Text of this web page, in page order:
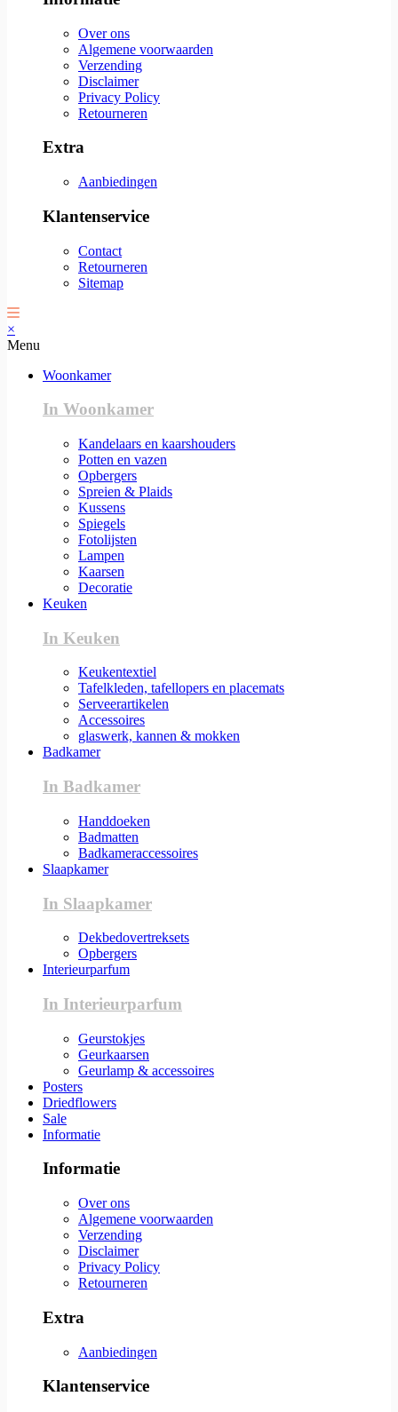
Over ons
Algemene voorwaarden
Verzending
Disclaimer
Privacy Policy
Retourneren
Extra
Aanbiedingen
Klantenservice
Contact
Retourneren
Sitemap
×
Menu
Woonkamer
In Woonkamer
Kandelaars en kaarshouders
Potten en vazen
Opbergers
Spreien & Plaids
Kussens
Spiegels
Fotolijsten
Lampen
Kaarsen
Decoratie
Keuken
In Keuken
Keukentextiel
Tafelkleden, tafellopers en placemats
Serveerartikelen
Accessoires
glaswerk, kannen & mokken
Badkamer
In Badkamer
Handdoeken
Badmatten
Badkameraccessoires
Slaapkamer
In Slaapkamer
Dekbedovertreksets
Opbergers
Interieurparfum
In Interieurparfum
Geurstokjes
Geurkaarsen
Geurlamp & accessoires
Posters
Driedflowers
Sale
Informatie
Informatie
Over ons
Algemene voorwaarden
Verzending
Disclaimer
Privacy Policy
Retourneren
Extra
Aanbiedingen
Klantenservice